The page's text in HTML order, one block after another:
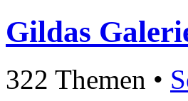
Gildas
322 Themen •